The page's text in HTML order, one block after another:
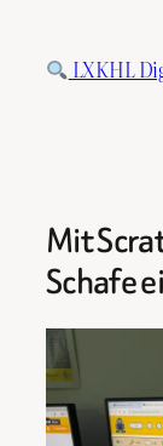
Inhalt
springen
LXKHL
Mit
Schafe